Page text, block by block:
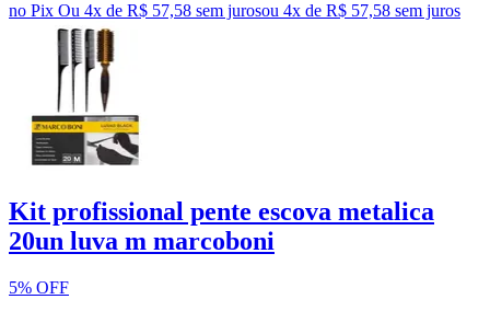
no Pix Ou 4x de R$ 57,58 sem jurosou 4x de R$ 57,58 sem juros
Kit profissional pente escova metalica
20un luva m marcoboni
5% OFF